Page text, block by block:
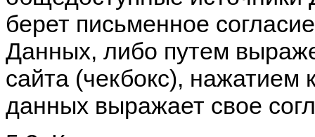
берет письменное
Данных, либо путем
сайта (чекбокс), нажатием
данных выражает свое